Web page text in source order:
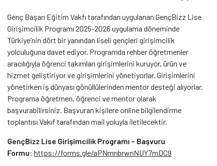
Genç Başarı Eğitim Vakfı tarafından uygulanan GençBizz Lise
Girişimcilik Programı 2025-2026 uygulama döneminde
Türkiye’nin dört bir yanından liseli gençleri girişimcilik
yolculuğuna davet ediyor. Programda rehber öğretmenler
aracılığıyla öğrenci takımları girişimlerini kuruyor, ürün ve
hizmet geliştiriyor ve girişimlerini yönetiyorlar. Girişimlerini
yönetirken iş dünyası gönüllülerinden mentor desteği alıyorlar.
Programa öğretmen, öğrenci ve mentor olarak
başvurabilirsiniz. Başvuran kişilere online bilgilendirme
toplantısı Vakıf tarafından mail yoluyla iletilecektir.
GençBizz Lise Girişimcilik Programı – Başvuru
Formu: https://forms.gle/aPNmnbrwnNUY7mDC9